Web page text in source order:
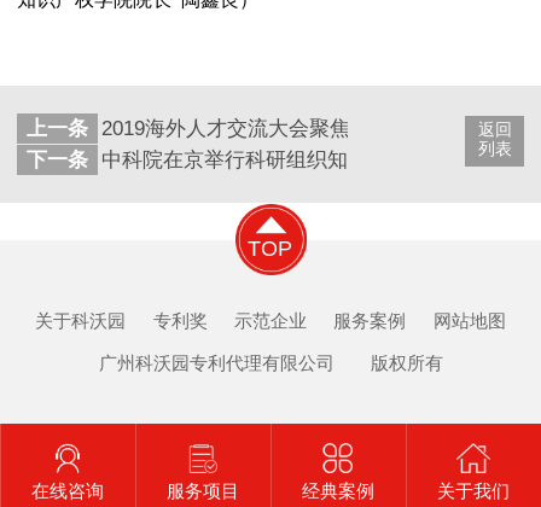
返回
列表
上一条
2019海外人才交流大会聚焦创新与知识产权保护
下一条
中科院在京举行科研组织知识产权贯标工作总结
TOP
关于科沃园 专利奖 示范企业 服务案例 网站地图
广州科沃园专利代理有限公司 版权所有
在线咨询 服务项目 经典案例 关于我们